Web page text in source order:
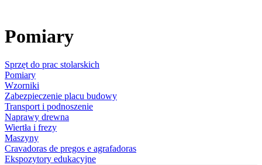
Pomiary
Sprzęt do prac stolarskich
Pomiary
Wzorniki
Zabezpieczenie placu budowy
Transport i podnoszenie
Naprawy drewna
Wiertła i frezy
Maszyny
Cravadoras de pregos e agrafadoras
Ekspozytory edukacyjne